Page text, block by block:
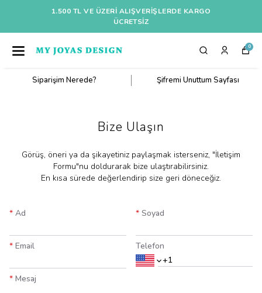
1.500 TL VE ÜZERI ALIŞVERIŞLERDE KARGO
ÜCRETSİZ
0
Siparişim Nerede? Şifremi Unuttum Sayfası
Bize Ulaşın
​Görüş, öneri ya da şikayetiniz paylaşmak isterseniz, "İletişim
Formu"nu doldurarak bize ulaştırabilirsiniz.
En kısa sürede değerlendirip size geri döneceğiz.
* Ad * Soyad
* Email Telefon
* Mesaj